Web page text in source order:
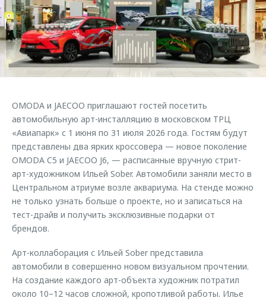
Страхование
Кредитный калькулятор
Аксессуары
Одежда и сувениры
Запчасти
Трейд-ин
Калькулятор трейд-ин
Клиентская поддержка
O&J Автоклуб
Клуб владельцев OMODA
Приложение O&J
Одежда и сувениры
Оригинальные аксессуары
Запчасти
Обратная связь
OMODA и JAECOO приглашают гостей посетить
автомобильную арт-инсталляцию в московском ТРЦ
«Авиапарк» с 1 июня по 31 июля 2026 года. Гостям будут
представлены два ярких кроссовера — новое поколение
OMODA C5 и JAECOO J6, — расписанные вручную стрит-
арт-художником Ильей Sober. Автомобили заняли место в
Центральном атриуме возле аквариума. На стенде можно
не только узнать больше о проекте, но и записаться на
тест-драйв и получить эксклюзивные подарки от
брендов.
Арт-коллаборация с Ильей Sober представила
автомобили в совершенно новом визуальном прочтении.
На создание каждого арт-объекта художник потратил
около 10–12 часов сложной, кропотливой работы. Илье